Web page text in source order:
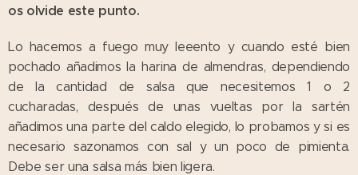
os olvide este punto.
Lo hacemos a fuego muy leeento y cuando esté bien
pochado añadimos la harina de almendras, dependiendo
de la cantidad de salsa que necesitemos 1 o 2
cucharadas, después de unas vueltas por la sartén
añadimos una parte del caldo elegido, lo probamos y si es
necesario sazonamos con sal y un poco de pimienta.
Debe ser una salsa más bien ligera.